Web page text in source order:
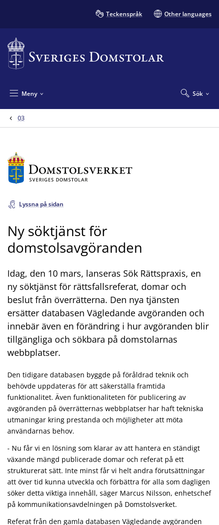
Teckenspråk Other languages
Sök
Meny
03
Lyssna på sidan
Ny söktjänst för
domstolsavgöranden
Idag, den 10 mars, lanseras Sök Rättspraxis, en
ny söktjänst för rättsfallsreferat, domar och
beslut från överrätterna. Den nya tjänsten
ersätter databasen Vägledande avgöranden och
innebär även en förändring i hur avgöranden blir
tillgängliga och sökbara på domstolarnas
webbplatser.
Den tidigare databasen byggde på föråldrad teknik och
behövde uppdateras för att säkerställa framtida
funktionalitet. Även funktionaliteten för publicering av
avgöranden på överrätternas webbplatser har haft tekniska
utmaningar kring prestanda och möjligheter att möta
användarnas behov.
- Nu får vi en lösning som klarar av att hantera en ständigt
växande mängd publicerade domar och referat på ett
strukturerat sätt. Inte minst får vi helt andra förutsättningar
att över tid kunna utveckla och förbättra för alla som dagligen
söker detta viktiga innehåll, säger Marcus Nilsson, enhetschef
på kommunikationsavdelningen på Domstolsverket.
Referat från den gamla databasen Vägledande avgöranden